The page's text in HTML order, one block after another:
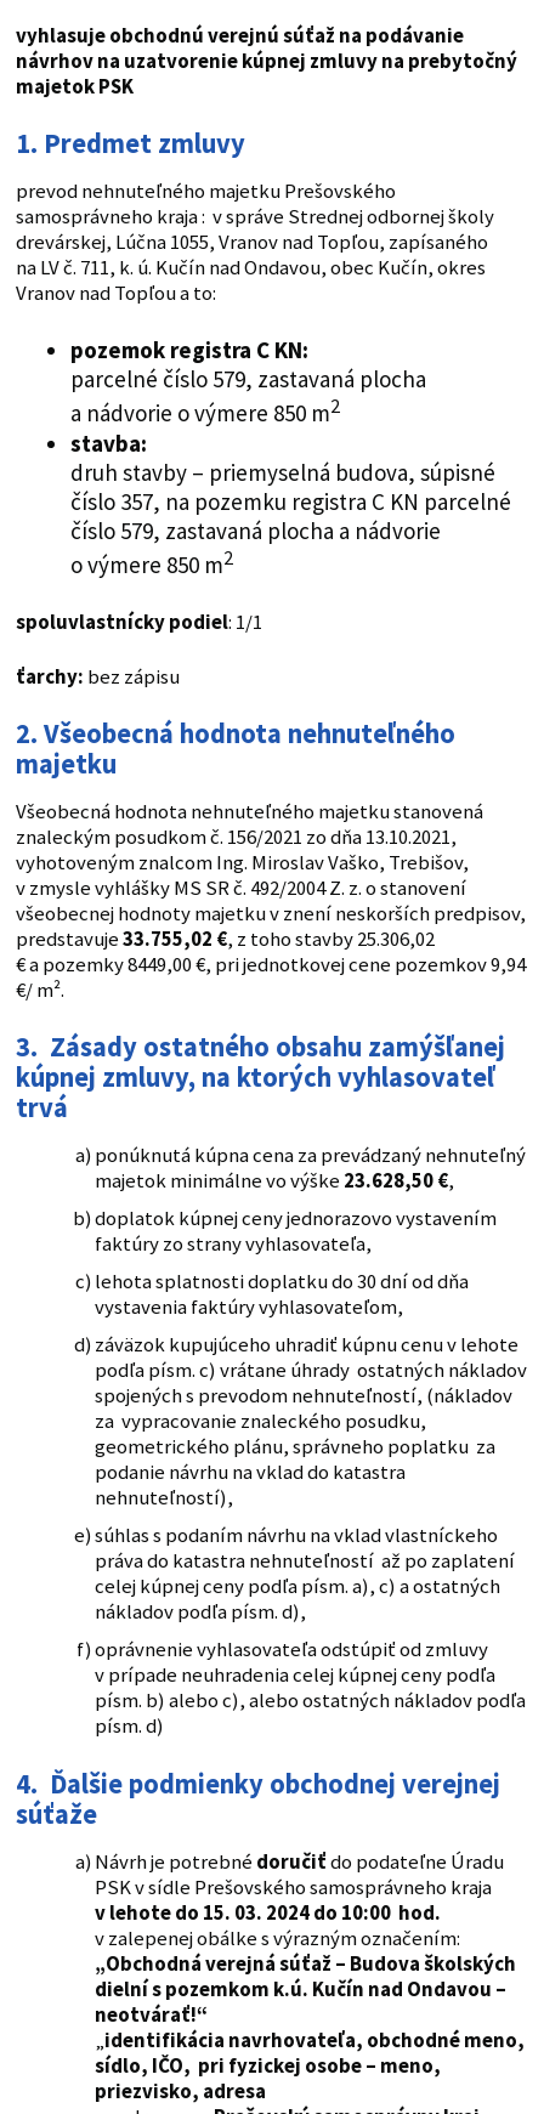
vyhlasuje obchodnú verejnú súťaž na podávanie
návrhov na uzatvorenie kúpnej zmluvy na prebytočný
majetok PSK
1. Predmet zmluvy
prevod nehnuteľného majetku Prešovského
samosprávneho kraja : v správe Strednej odbornej školy
drevárskej, Lúčna 1055, Vranov nad Topľou, zapísaného
na LV č. 711, k. ú. Kučín nad Ondavou, obec Kučín, okres
Vranov nad Topľou a to:
pozemok registra C KN:
parcelné číslo 579, zastavaná plocha
a nádvorie o výmere 850 m2
stavba:
druh stavby – priemyselná budova, súpisné
číslo 357, na pozemku registra C KN parcelné
číslo 579, zastavaná plocha a nádvorie
o výmere 850 m2
spoluvlastnícky podiel: 1/1
ťarchy: bez zápisu
2. Všeobecná hodnota nehnuteľného
majetku
Všeobecná hodnota nehnuteľného majetku stanovená
znaleckým posudkom č. 156/2021 zo dňa 13.10.2021,
vyhotoveným znalcom Ing. Miroslav Vaško, Trebišov,
v zmysle vyhlášky MS SR č. 492/2004 Z. z. o stanovení
všeobecnej hodnoty majetku v znení neskorších predpisov,
predstavuje33.755,02 €, z toho stavby 25.306,02
€ a pozemky 8449,00 €, pri jednotkovej cene pozemkov 9,94
€/ m².
3. Zásady ostatného obsahu zamýšľanej
kúpnej zmluvy, na ktorých vyhlasovateľ
trvá
ponúknutá kúpna cena za prevádzaný nehnuteľný
majetok minimálne vo výške 23.628,50 €,
doplatok kúpnej ceny jednorazovo vystavením
faktúry zo strany vyhlasovateľa,
lehota splatnosti doplatku do 30 dní od dňa
vystavenia faktúry vyhlasovateľom,
záväzok kupujúceho uhradiť kúpnu cenu v lehote
podľa písm. c) vrátane úhrady ostatných nákladov
spojených s prevodom nehnuteľností, (nákladov
za vypracovanie znaleckého posudku,
geometrického plánu, správneho poplatku za
podanie návrhu na vklad do katastra
nehnuteľností),
súhlas s podaním návrhu na vklad vlastníckeho
práva do katastra nehnuteľností až po zaplatení
celej kúpnej ceny podľa písm. a), c) a ostatných
nákladov podľa písm. d),
oprávnenie vyhlasovateľa odstúpiť od zmluvy
v prípade neuhradenia celej kúpnej ceny podľa
písm. b) alebo c), alebo ostatných nákladov podľa
písm. d)
4. Ďalšie podmienky obchodnej verejnej
súťaže
Návrh je potrebné doručiťdo podateľne Úradu
PSK v sídle Prešovského samosprávneho kraja
v lehote do 15. 03. 2024 do 10:00 hod.
v zalepenej obálke s výrazným označením:
„Obchodná verejná súťaž – Budova školských
dielní s pozemkom k.ú. Kučín nad Ondavou –
neotvárať!“
„identifikácia navrhovateľa, obchodné meno,
sídlo, IČO, pri fyzickej osobe – meno,
priezvisko, adresa